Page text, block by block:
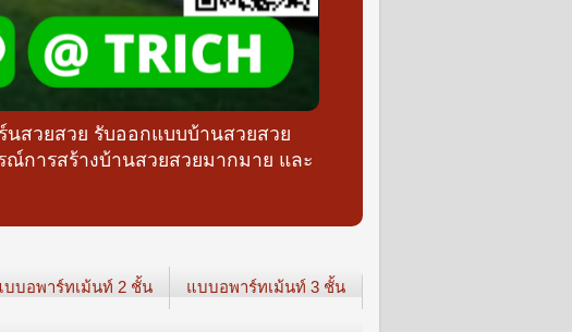
สวยสวย รับออกแบบบ้านสวยสวย
ณ์การสร้างบ้านสวยสวยมากมาย และ
บบอพาร์ทเม้นท์ 2 ชั้น แบบอพาร์ทเม้นท์ 3 ชั้น